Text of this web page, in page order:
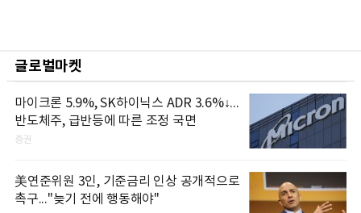
글로벌마켓
마이크론 5.9%, SK하이닉스 ADR 3.6%↓...
반도체주, 급반등에 따른 조정 국면
증권
美연준위원 3인, 기준금리 인상 공개적으로
촉구..."늦기 전에 행동해야"